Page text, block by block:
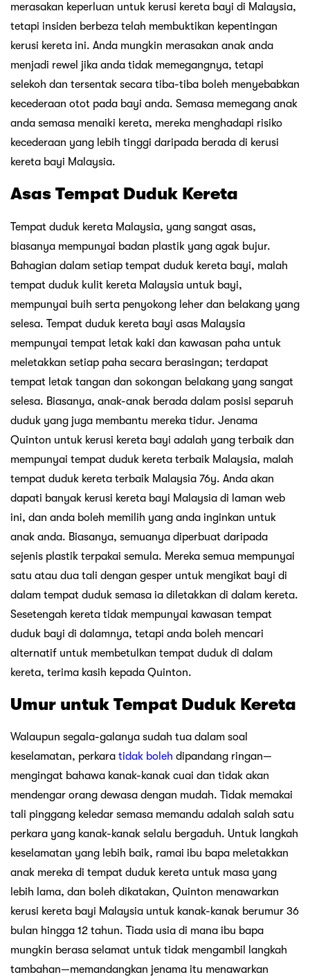
merasakan keperluan untuk kerusi kereta bayi di Malaysia,
tetapi insiden berbeza telah membuktikan kepentingan
kerusi kereta ini. Anda mungkin merasakan anak anda
menjadi rewel jika anda tidak memegangnya, tetapi
selekoh dan tersentak secara tiba-tiba boleh menyebabkan
kecederaan otot pada bayi anda. Semasa memegang anak
anda semasa menaiki kereta, mereka menghadapi risiko
kecederaan yang lebih tinggi daripada berada di kerusi
kereta bayi Malaysia.
Asas Tempat Duduk Kereta
Tempat duduk kereta Malaysia, yang sangat asas,
biasanya mempunyai badan plastik yang agak bujur.
Bahagian dalam setiap tempat duduk kereta bayi, malah
tempat duduk kulit kereta Malaysia untuk bayi,
mempunyai buih serta penyokong leher dan belakang yang
selesa. Tempat duduk kereta bayi asas Malaysia
mempunyai tempat letak kaki dan kawasan paha untuk
meletakkan setiap paha secara berasingan; terdapat
tempat letak tangan dan sokongan belakang yang sangat
selesa. Biasanya, anak-anak berada dalam posisi separuh
duduk yang juga membantu mereka tidur. Jenama
Quinton untuk kerusi kereta bayi adalah yang terbaik dan
mempunyai tempat duduk kereta terbaik Malaysia, malah
tempat duduk kereta terbaik Malaysia 76y. Anda akan
dapati banyak kerusi kereta bayi Malaysia di laman web
ini, dan anda boleh memilih yang anda inginkan untuk
anak anda. Biasanya, semuanya diperbuat daripada
sejenis plastik terpakai semula. Mereka semua mempunyai
satu atau dua tali dengan gesper untuk mengikat bayi di
dalam tempat duduk semasa ia diletakkan di dalam kereta.
Sesetengah kereta tidak mempunyai kawasan tempat
duduk bayi di dalamnya, tetapi anda boleh mencari
alternatif untuk membetulkan tempat duduk di dalam
kereta, terima kasih kepada Quinton.
Umur untuk Tempat Duduk Kereta
Walaupun segala-galanya sudah tua dalam soal
keselamatan, perkara tidak boleh dipandang ringan—
mengingat bahawa kanak-kanak cuai dan tidak akan
mendengar orang dewasa dengan mudah. Tidak memakai
tali pinggang keledar semasa memandu adalah salah satu
perkara yang kanak-kanak selalu bergaduh. Untuk langkah
keselamatan yang lebih baik, ramai ibu bapa meletakkan
anak mereka di tempat duduk kereta untuk masa yang
lebih lama, dan boleh dikatakan, Quinton menawarkan
kerusi kereta bayi Malaysia untuk kanak-kanak berumur 36
bulan hingga 12 tahun. Tiada usia di mana ibu bapa
mungkin berasa selamat untuk tidak mengambil langkah
tambahan—memandangkan jenama itu menawarkan